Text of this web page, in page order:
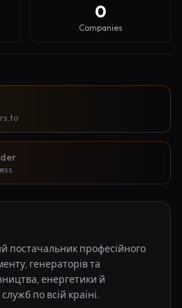
0
Companies
постачальник професійного
генераторів та
енергетики й
по всій країні.